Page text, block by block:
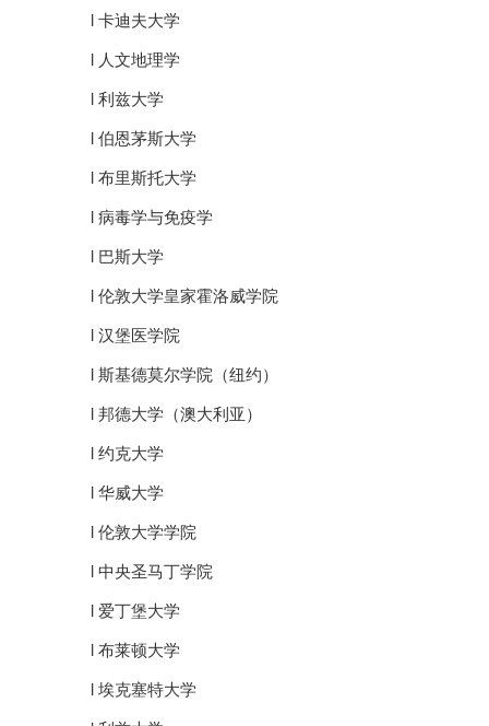
l 卡迪夫大学
l 人文地理学
l 利兹大学
l 伯恩茅斯大学
l 布里斯托大学
l 病毒学与免疫学
l 巴斯大学
l 伦敦大学皇家霍洛威学院
l 汉堡医学院
l 斯基德莫尔学院（纽约）
l 邦德大学（澳大利亚）
l 约克大学
l 华威大学
l 伦敦大学学院
l 中央圣马丁学院
l 爱丁堡大学
l 布莱顿大学
l 埃克塞特大学